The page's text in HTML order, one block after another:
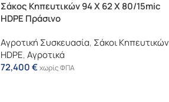
Σάκος Κηπευτικών 94 X 62 X 80/15mic
HDPE Πράσινο
Αγροτική Συσκευασία, Σάκοι Κηπευτικών
HDPE,Αγροτικά
72,400€χωρίς ΦΠΑ